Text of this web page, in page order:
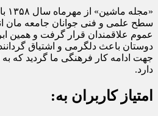
سطح علمی و فنی جوانان جامعه مان
عموم علاقمندان قرار گرفت و همین
دوستان باعث دلگرمی و اشتیاق
جهت ادامه کار فرهنگی ما گردید که
دارد.
امتیاز کاربران به: